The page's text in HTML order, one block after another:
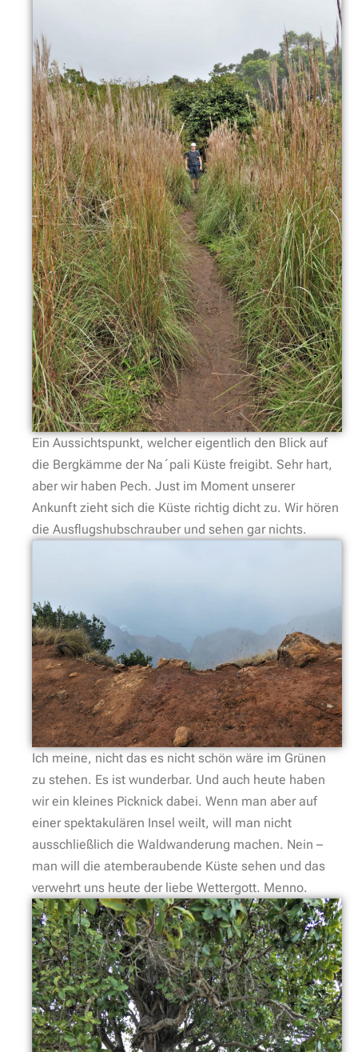
Ein Aussichtspunkt, welcher eigentlich den Blick auf
die Bergkämme der Na´pali Küste freigibt. Sehr hart,
aber wir haben Pech. Just im Moment unserer
Ankunft zieht sich die Küste richtig dicht zu. Wir hören
die Ausflugshubschrauber und sehen gar nichts.
Ich meine, nicht das es nicht schön wäre im Grünen
zu stehen. Es ist wunderbar. Und auch heute haben
wir ein kleines Picknick dabei. Wenn man aber auf
einer spektakulären Insel weilt, will man nicht
ausschließlich die Waldwanderung machen. Nein –
man will die atemberaubende Küste sehen und das
verwehrt uns heute der liebe Wettergott. Menno.